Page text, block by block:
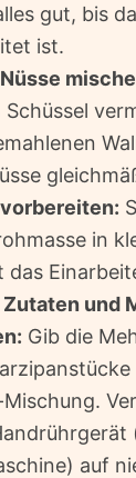
gut, bis
ist.
in
das
und
Gib die
auf